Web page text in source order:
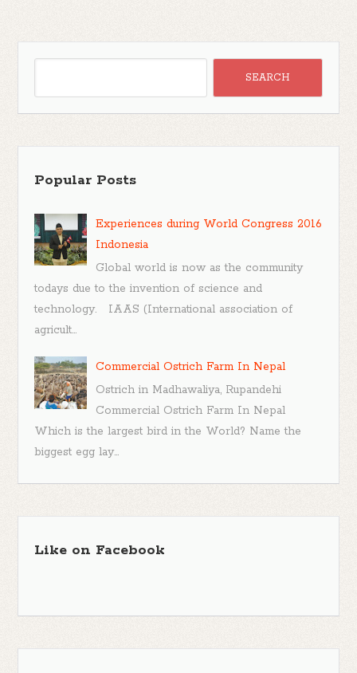
Popular Posts
Experiences during World Congress 2016
Indonesia
Global world is now as the community
todays due to the invention of science and
technology. IAAS (International association of
agricult...
Commercial Ostrich Farm In Nepal
Ostrich in Madhawaliya, Rupandehi
Commercial Ostrich Farm In Nepal
Which is the largest bird in the World? Name the
biggest egg lay...
Like on Facebook